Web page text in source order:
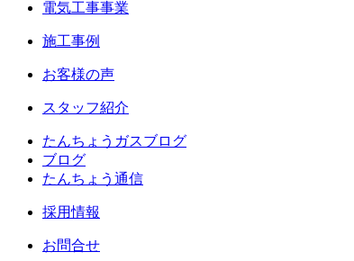
電気工事事業
施工事例
お客様の声
スタッフ紹介
たんちょうガスブログ
ブログ
たんちょう通信
採用情報
お問合せ